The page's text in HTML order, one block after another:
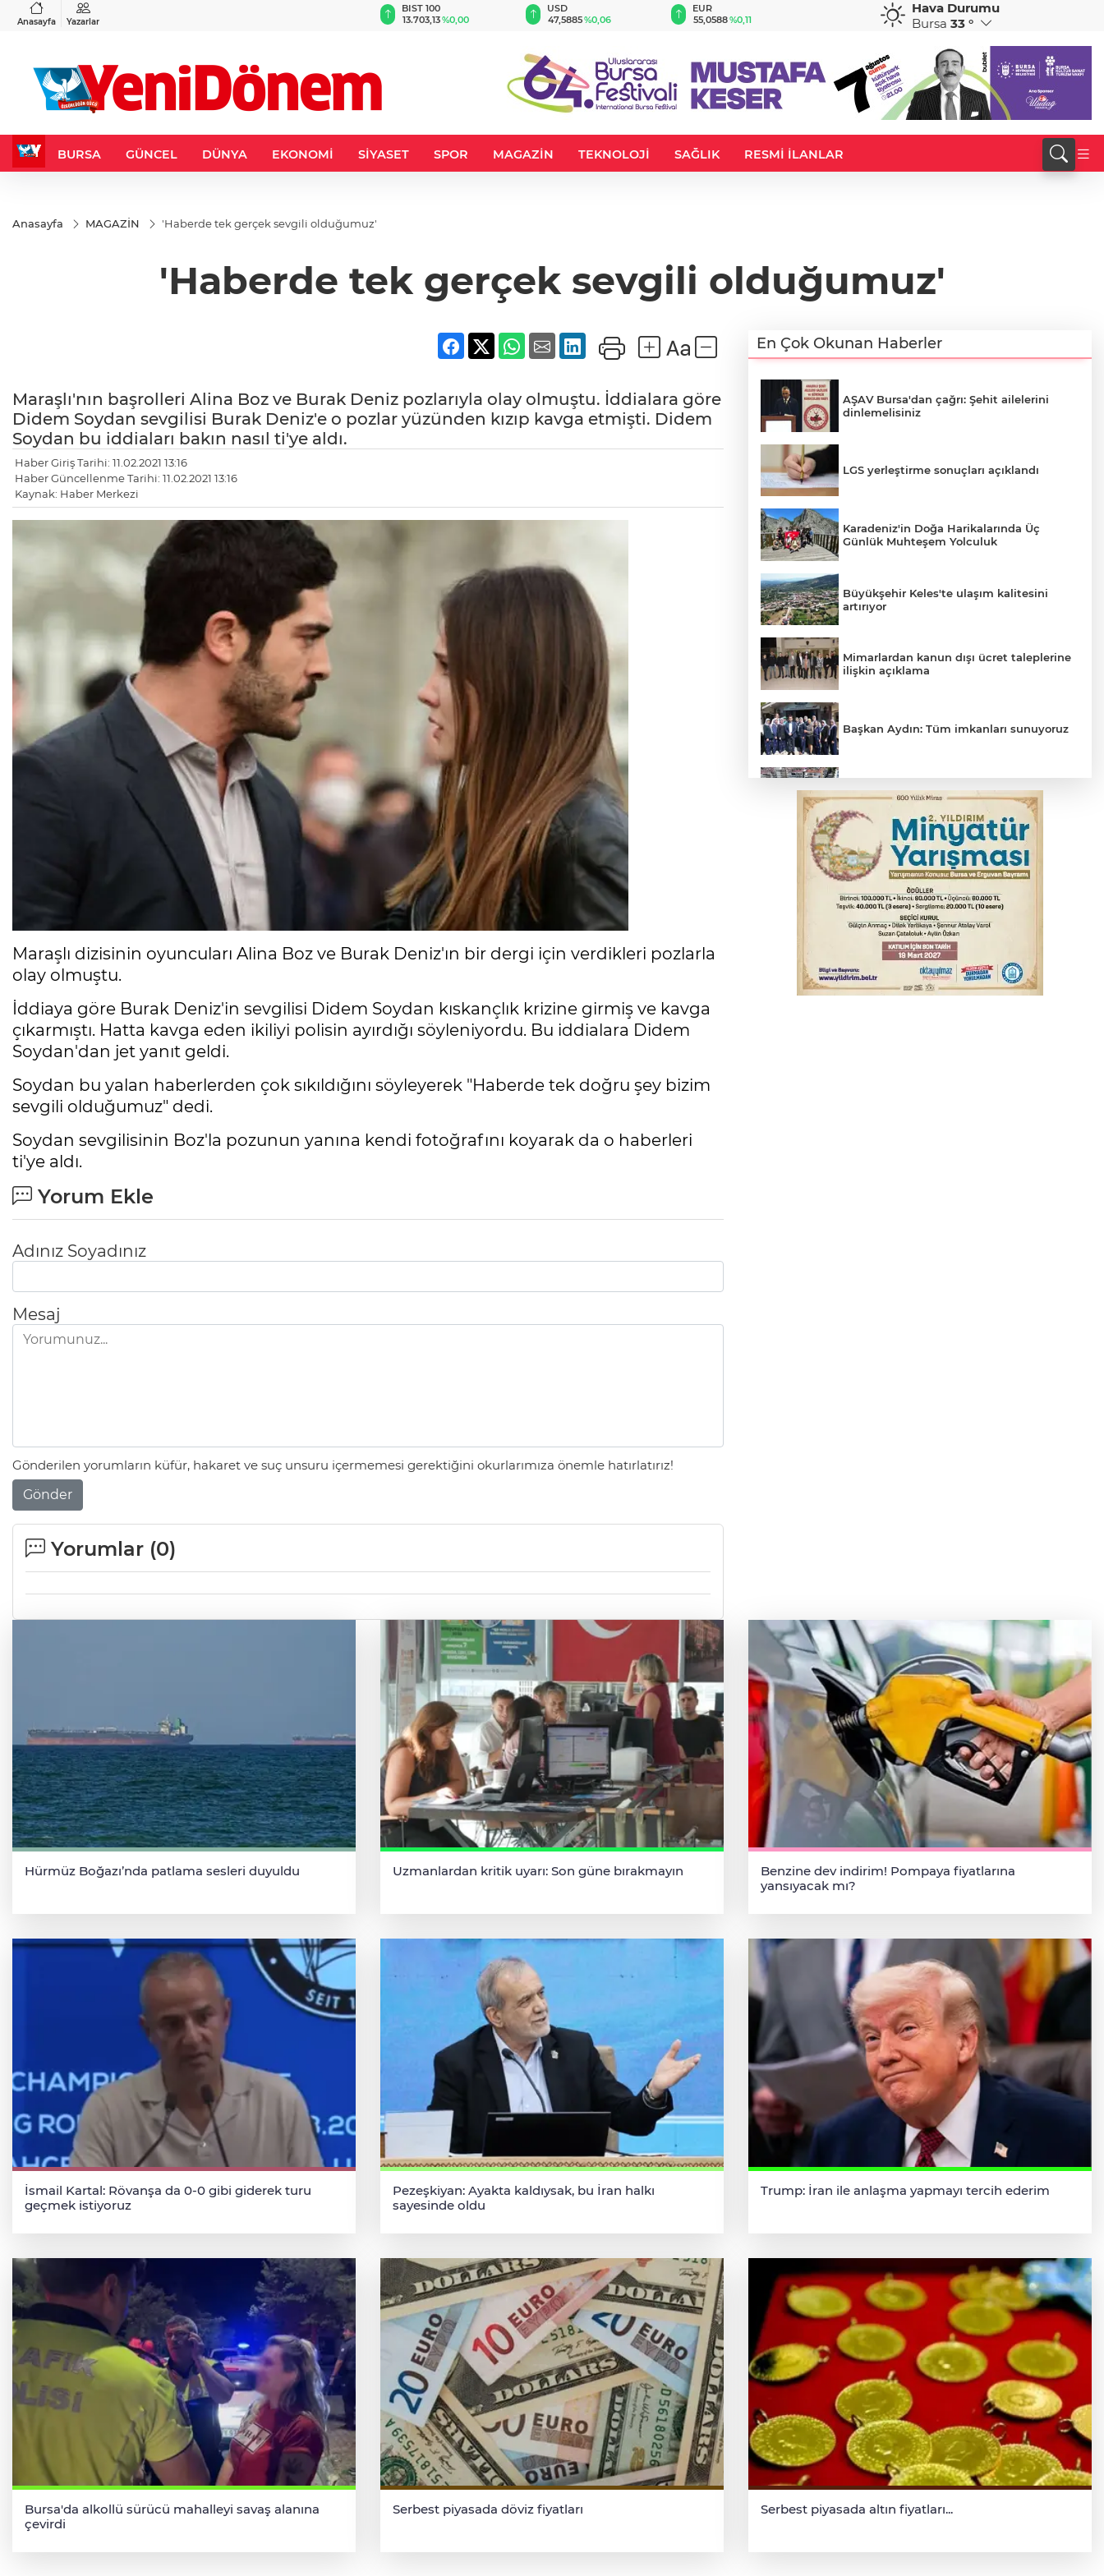
Anasayfa Yazarlar
%0,37
BIST 100
13.703,13%0,00
USD
47,5885%0,06
EUR
55,0588%0,11 %0,16
CHF
58,8615
Hava Durumu
Bursa 33 °
BURSA GÜNCEL DÜNYA EKONOMİ SİYASET SPOR MAGAZİN TEKNOLOJİ SAĞLIK RESMİ İLANLAR
Anasayfa MAGAZİN 'Haberde tek gerçek sevgili olduğumuz'
'Haberde tek gerçek sevgili olduğumuz'
Maraşlı'nın başrolleri Alina Boz ve Burak Deniz pozlarıyla olay olmuştu. İddialara göre
Didem Soydan sevgilisi Burak Deniz'e o pozlar yüzünden kızıp kavga etmişti. Didem
Soydan bu iddiaları bakın nasıl ti'ye aldı.
Haber Giriş Tarihi: 11.02.2021 13:16
Haber Güncellenme Tarihi: 11.02.2021 13:16
Kaynak: Haber Merkezi
Maraşlı dizisinin oyuncuları Alina Boz ve Burak Deniz'ın bir dergi için verdikleri pozlarla
olay olmuştu.
İddiaya göre Burak Deniz'in sevgilisi Didem Soydan kıskançlık krizine girmiş ve kavga
çıkarmıştı. Hatta kavga eden ikiliyi polisin ayırdığı söyleniyordu. Bu iddialara Didem
Soydan'dan jet yanıt geldi.
Soydan bu yalan haberlerden çok sıkıldığını söyleyerek "Haberde tek doğru şey bizim
sevgili olduğumuz" dedi.
Soydan sevgilisinin Boz'la pozunun yanına kendi fotoğrafını koyarak da o haberleri
ti'ye aldı.
Yorum Ekle
Adınız Soyadınız
Mesaj
Gönderilen yorumların küfür, hakaret ve suç unsuru içermemesi gerektiğini okurlarımıza önemle hatırlatırız!
Gönder
Yorumlar (0)
En Çok Okunan Haberler
AŞAV Bursa'dan çağrı: Şehit ailelerini
dinlemelisiniz
LGS yerleştirme sonuçları açıklandı
Karadeniz'in Doğa Harikalarında Üç
Günlük Muhteşem Yolculuk
Büyükşehir Keles'te ulaşım kalitesini
artırıyor
Mimarlardan kanun dışı ücret taleplerine
ilişkin açıklama
Başkan Aydın: Tüm imkanları sunuyoruz
Başkan Dalgıç: Denizler halkındır
Bursa'da akıma kapılan mühendis ağır
yaralandı
Bursa'da kontrolden çıkan araç orta
refüje çıktı
Bursa'da tavuk çiftliğinde yangın
Hürmüz Boğazı’nda patlama sesleri duyuldu Uzmanlardan kritik uyarı: Son güne bırakmayın
Benzine dev indirim! Pompaya fiyatlarına
yansıyacak mı?
İsmail Kartal: Rövanşa da 0-0 gibi giderek turu
geçmek istiyoruz
Pezeşkiyan: Ayakta kaldıysak, bu İran halkı
sayesinde oldu
Trump: İran ile anlaşma yapmayı tercih ederim
Bursa'da alkollü sürücü mahalleyi savaş alanına
çevirdi
Serbest piyasada döviz fiyatları Serbest piyasada altın fiyatları...